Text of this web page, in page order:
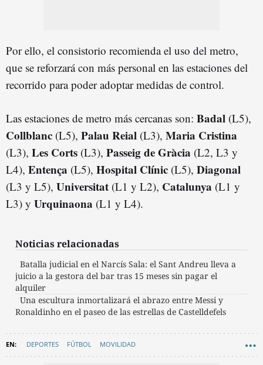
Por ello, el consistorio recomienda el uso del metro,
que se reforzará con más personal en las estaciones del
recorrido para poder adoptar medidas de control.
Las estaciones de metro más cercanas son: Badal (L5),
Collblanc (L5), Palau Reial (L3), Maria Cristina
(L3), Les Corts (L3), Passeig de Gràcia (L2, L3 y
L4), Entença (L5), Hospital Clínic (L5), Diagonal
(L3 y L5), Universitat (L1 y L2), Catalunya (L1 y
L3) y Urquinaona (L1 y L4).
Noticias relacionadas
Batalla judicial en el Narcís Sala: el Sant Andreu lleva a
juicio a la gestora del bar tras 15 meses sin pagar el
alquiler
Una escultura inmortalizará el abrazo entre Messi y
Ronaldinho en el paseo de las estrellas de Castelldefels
DEPORTES FÚTBOL MOVILIDAD